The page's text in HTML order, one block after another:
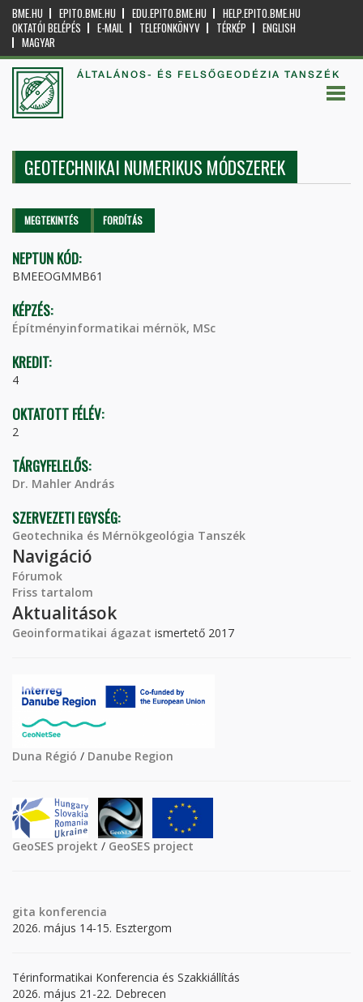
BME.HU EPITO.BME.HU EDU.EPITO.BME.HU
HELP.EPITO.BME.HU
OKTATÓI BELÉPÉS
E-MAIL TELEFONKÖNYV TÉRKÉP
ENGLISH
MAGYAR
ÁLTALÁNOS- ÉS FELSŐGEODÉZIA TANSZÉK
GEOTECHNIKAI NUMERIKUS MÓDSZEREK
Elsődleges fülek
MEGTEKINTÉS (AKTÍVFORDÍTÁS
NEPTUN KÓD:
BMEEOGMMB61
KÉPZÉS:
Építményinformatikai mérnök, MSc
KREDIT:
4
OKTATOTT FÉLÉV:
2
TÁRGYFELELŐS:
Dr. Mahler András
SZERVEZETI EGYSÉG:
Geotechnika és Mérnökgeológia Tanszék
Navigáció
Fórumok
Friss tartalom
Aktualitások
Geoinformatikai ágazat ismertető 2017
Duna Régió / Danube Region
GeoSES projekt / GeoSES project
gita konferencia
2026. május 14-15. Esztergom
Térinformatikai Konferencia és Szakkiállítás
2026. május 21-22. Debrecen